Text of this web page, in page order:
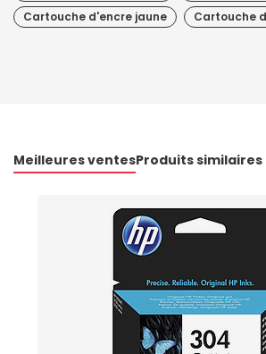
Cartouche d'encre jaune
Cartouche
Meilleures ventesProduits similaires